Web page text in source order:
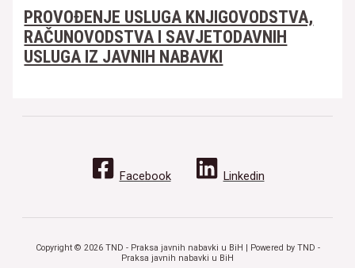
PROVOĐENJE USLUGA KNJIGOVODSTVA,
RAČUNOVODSTVA I SAVJETODAVNIH
USLUGA IZ JAVNIH NABAVKI
Facebook Linkedin
Copyright © 2026 TND - Praksa javnih nabavki u BiH | Powered by TND -
Praksa javnih nabavki u BiH